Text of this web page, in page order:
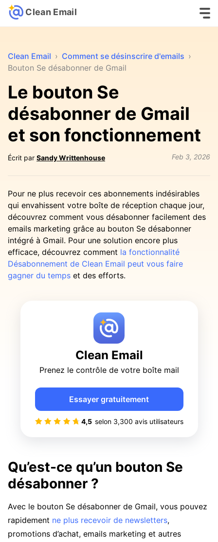
Clean Email
Clean Email › Comment se désinscrire d'emails ›
Bouton Se désabonner de Gmail
Le bouton Se
désabonner de Gmail
et son fonctionnement
Écrit par Sandy Writtenhouse Feb 3, 2026
Pour ne plus recevoir ces abonnements indésirables
qui envahissent votre boîte de réception chaque jour,
découvrez comment vous désabonner facilement des
emails marketing grâce au bouton Se désabonner
intégré à Gmail. Pour une solution encore plus
efficace, découvrez comment la fonctionnalité
Désabonnement de Clean Email peut vous faire
gagner du temps et des efforts.
Clean Email
Prenez le contrôle de votre boîte mail
4,5 selon 3,300 avis utilisateurs
Essayer gratuitement
Qu’est-ce qu’un bouton Se
désabonner ?
Avec le bouton Se désabonner de Gmail, vous pouvez
rapidement ne plus recevoir de newsletters,
promotions d’achat, emails marketing et autres